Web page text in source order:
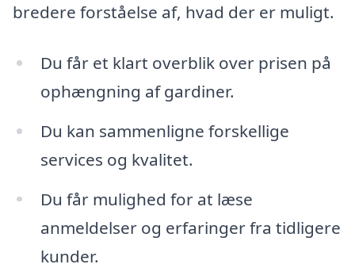
bredere forståelse af, hvad der er muligt.
Du får et klart overblik over prisen på
ophængning af gardiner.
Du kan sammenligne forskellige
services og kvalitet.
Du får mulighed for at læse
anmeldelser og erfaringer fra tidligere
kunder.